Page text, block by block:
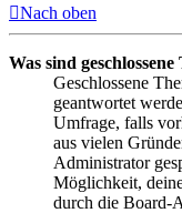
Nach oben
Was sind geschlossene
Geschlossene
geantwortet
Umfrage, falls
aus vielen
Administrator
Möglichkeit,
durch die Board-